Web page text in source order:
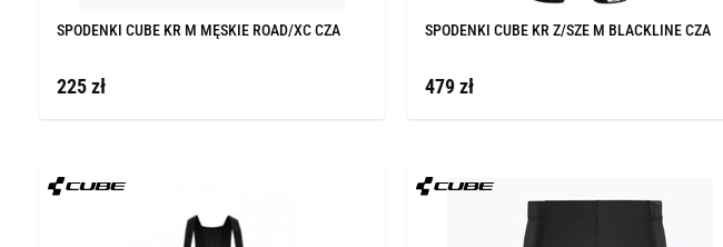
SPODENKI CUBE KR M MĘSKIE ROAD/XC CZA
225 zł
SPODENKI CUBE KR Z/SZE M BLACKLINE CZA
479 zł